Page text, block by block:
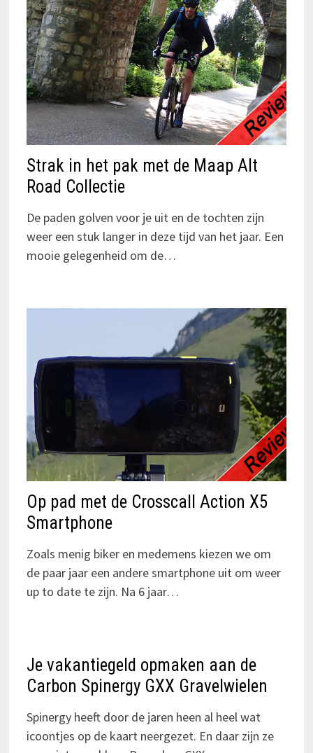
Strak in het pak met de Maap Alt
Road Collectie
De paden golven voor je uit en de tochten zijn
weer een stuk langer in deze tijd van het jaar. Een
mooie gelegenheid om de…
Op pad met de Crosscall Action X5
Smartphone
Zoals menig biker en medemens kiezen we om
de paar jaar een andere smartphone uit om weer
up to date te zijn. Na 6 jaar…
Je vakantiegeld opmaken aan de
Carbon Spinergy GXX Gravelwielen
Spinergy heeft door de jaren heen al heel wat
icoontjes op de kaart neergezet. En daar zijn ze